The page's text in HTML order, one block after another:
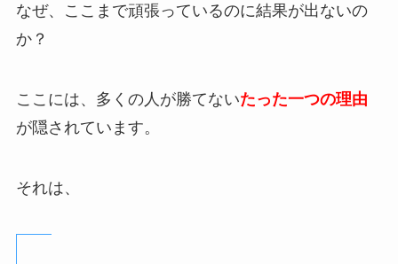
なぜ、ここまで頑張っているのに結果が出ないの
か？
ここには、多くの人が勝てないたった一つの理由
が隠されています。
それは、